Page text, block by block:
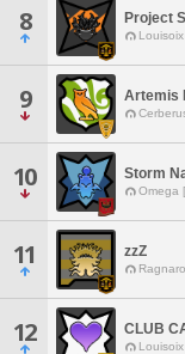
8 Project
9 Artemis
10 Storm
Omega
11 zzZ
12 CLUB